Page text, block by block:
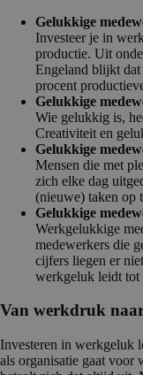
Gelukkige
Investeer je in
productie. Uit
Engeland blijkt
procent
Gelukkige
Wie gelukkig is,
Creativiteit en
Gelukkige
Mensen die met
zich elke dag
(nieuwe) taken op
Gelukkige
Werkgelukkige
medewerkers die
cijfers liegen er
werkgeluk leidt tot
Van werkdruk
Investeren in werkgeluk
als organisatie gaat voor